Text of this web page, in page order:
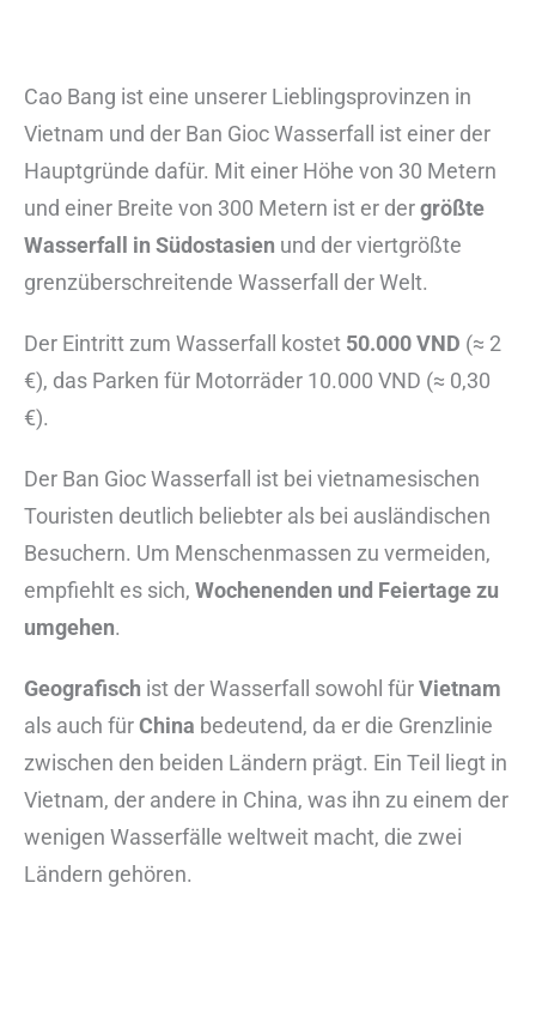
Cao Bang ist eine unserer Lieblingsprovinzen in
Vietnam und der Ban Gioc Wasserfall ist einer der
Hauptgründe dafür. Mit einer Höhe von 30 Metern
und einer Breite von 300 Metern ist er dergrößte
Wasserfall in Südostasien und der viertgrößte
grenzüberschreitende Wasserfall der Welt.
Der Eintritt zum Wasserfall kostet 50.000 VND (≈ 2
€), das Parken für Motorräder 10.000 VND (≈ 0,30
€).
Der Ban Gioc Wasserfall ist bei vietnamesischen
Touristen deutlich beliebter als bei ausländischen
Besuchern. Um Menschenmassen zu vermeiden,
empfiehlt es sich, Wochenenden und Feiertage zu
umgehen.
Geografisch ist der Wasserfall sowohl fürVietnam
als auch fürChina bedeutend, da er die Grenzlinie
zwischen den beiden Ländern prägt. Ein Teil liegt in
Vietnam, der andere in China, was ihn zu einem der
wenigen Wasserfälle weltweit macht, die zwei
Ländern gehören.